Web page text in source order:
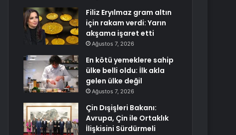
Filiz Eryılmaz gram altın
için rakam verdi: Yarın
akşama işaret etti
Ağustos 7, 2026
En kötü yemeklere sahip
ülke belli oldu: İlk akla
gelen ülke değil
Ağustos 7, 2026
Çin Dışişleri Bakanı:
Avrupa, Çin ile Ortaklık
İlişkisini Sürdürmeli